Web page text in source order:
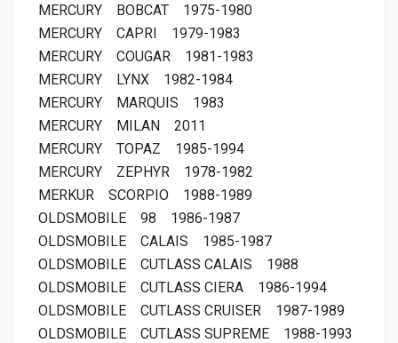
MERCURY BOBCAT
1975-1980
MERCURY
CAPRI
1979-1983
MERCURY
COUGAR
1981-1983
MERCURY
LYNX
1982-1984
MERCURY
MARQUIS
1983
MERCURY
MILAN
2011
MERCURY
TOPAZ
1985-1994
MERCURY
ZEPHYR
1978-1982
MERKUR
SCORPIO
1988-1989
OLDSMOBILE
98
1986-1987
OLDSMOBILE
CALAIS
1985-1987
OLDSMOBILE
CUTLASS CALAIS
1988
OLDSMOBILE
CUTLASS CIERA
1986-1994
OLDSMOBILE
CUTLASS CRUISER
1987-1989
OLDSMOBILE
CUTLASS SUPREME
1988-1993